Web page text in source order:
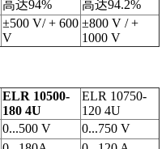
高达94%
高达94.2%
±500 V/ + 600
V
±800 V / +
1000 V
ELR 10500-
180 4U
ELR 10750-
120 4U
0...500 V
0...750 V